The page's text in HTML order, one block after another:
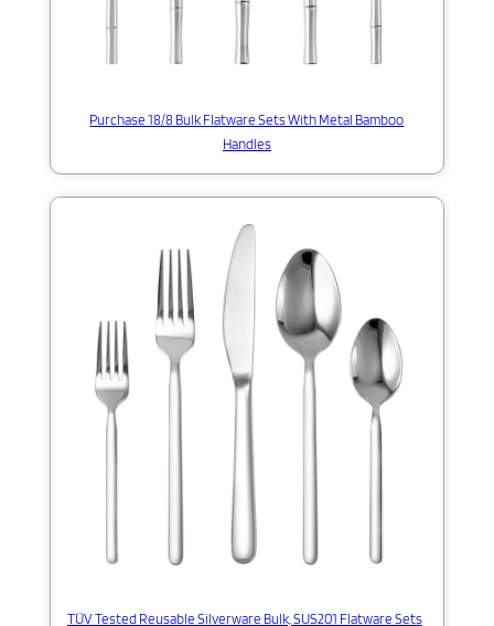
Purchase 18/8 Bulk Flatware Sets With Metal Bamboo
Handles
TÜV Tested Reusable Silverware Bulk, SUS201 Flatware Sets